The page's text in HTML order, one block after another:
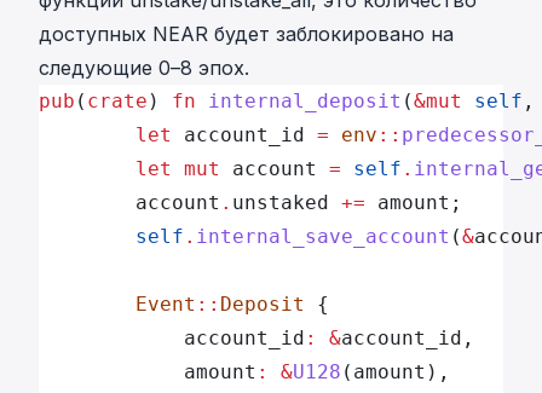
доступных NEAR будет заблокировано на
следующие 0–8 эпох.
pub ( crate ) fn internal_deposit (&mut self ,
		let
account_id = env ::
		let
mut account = self .
		account
. unstaked += amount;
		self
. internal_save_account (&
		Event
:: Deposit
{
			account_id
: &account_id,
			amount
: &U128 (amount),